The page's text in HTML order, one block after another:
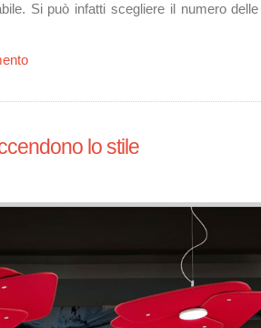
Si può infatti scegliere il numero
d’eccellenza made in Italy
lo stile